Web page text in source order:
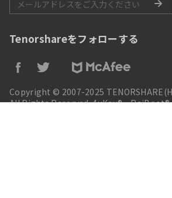
Tenorshareをフォローする
Copyright © 2007-2025
All Rights Reserved. 4uKey®、ReiBoot®